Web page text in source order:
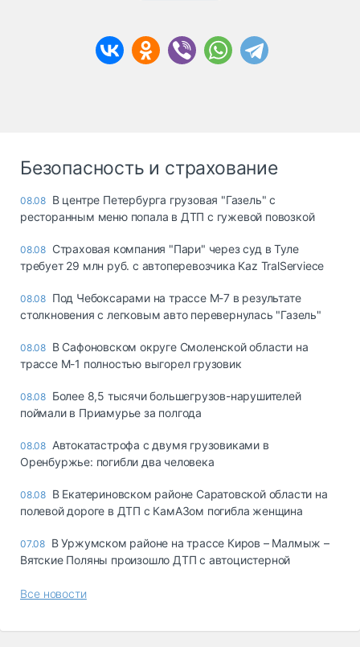
Безопасность и страхование
08.08 В центре Петербурга грузовая "Газель" с
ресторанным меню попала в ДТП с гужевой повозкой
08.08 Страховая компания "Пари" через суд в Туле
требует 29 млн руб. с автоперевозчика Kaz TralServiece
08.08 Под Чебоксарами на трассе М-7 в результате
столкновения с легковым авто перевернулась "Газель"
08.08 В Сафоновском округе Смоленской области на
трассе М-1 полностью выгорел грузовик
08.08 Более 8,5 тысячи большегрузов-нарушителей
поймали в Приамурье за полгода
08.08 Автокатастрофа с двумя грузовиками в
Оренбуржье: погибли два человека
08.08 В Екатериновском районе Саратовской области на
полевой дороге в ДТП с КамАЗом погибла женщина
07.08 В Уржумском районе на трассе Киров – Малмыж –
Вятские Поляны произошло ДТП с автоцистерной
Все новости